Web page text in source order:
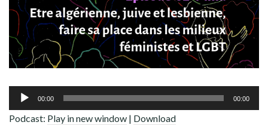
Lecteur
audio
00:00 00:00
Podcast: Play in new window | Download